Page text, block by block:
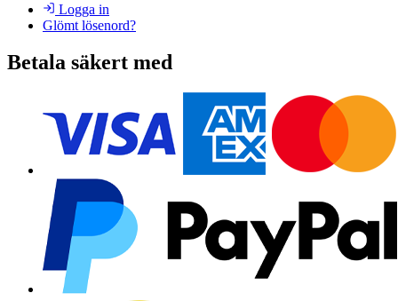
Logga in
Glömt lösenord?
Betala säkert med